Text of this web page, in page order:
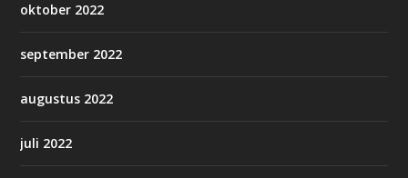
oktober 2022
september 2022
augustus 2022
juli 2022